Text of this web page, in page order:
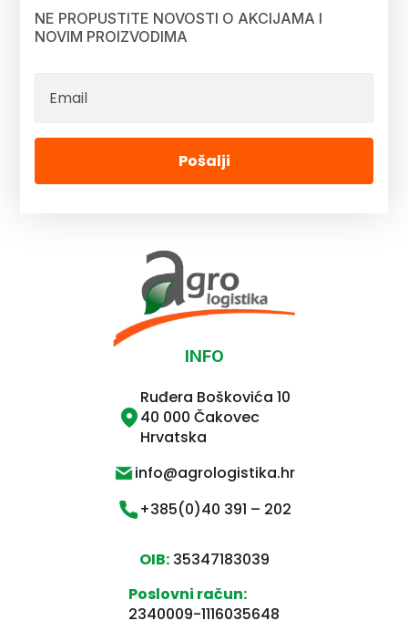
NE PROPUSTITE NOVOSTI O AKCIJAMA I
NOVIM PROIZVODIMA
Pošalji
INFO
Ruđera Boškovića 10
40 000 Čakovec
Hrvatska
info@agrologistika.hr
+385(0)40 391 – 202
OIB:35347183039
Poslovni račun:
2340009-1116035648